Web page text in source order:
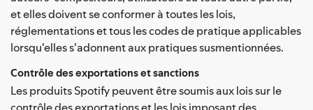
et elles doivent se conformer à toutes les lois,
réglementations et tous les codes de pratique applicables
lorsqu'elles s'adonnent aux pratiques susmentionnées.
Contrôle des exportations et sanctions
Les produits Spotify peuvent être soumis aux lois sur le
contrôle des exportations et les lois imposant des